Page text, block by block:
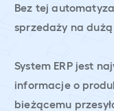
Bez tej
sprzedaży na
System ERP jest
informacje o
bieżącemu